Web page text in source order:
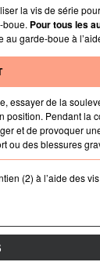
la vis de série
boue. Pour tous les
garde-boue à
essayer de la
position. Pendant la
et de provoquer
ou des blessures
(2) à l’aide des